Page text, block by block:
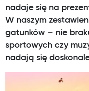
nadaje się na
W naszym
gatunków – nie
sportowych czy
nadają się